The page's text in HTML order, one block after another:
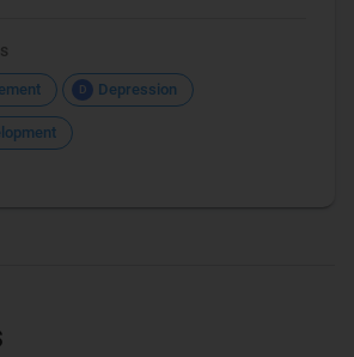
D Depression